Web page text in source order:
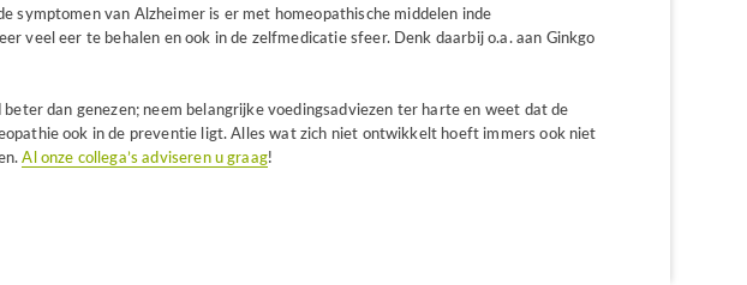
symptomen van Alzheimer is er met homeopathische middelen inde
veel eer te behalen en ook in de zelfmedicatie sfeer. Denk daarbij o.a. aan Ginkgo
dan genezen; neem belangrijke voedingsadviezen ter harte en weet dat de
ook in de preventie ligt. Alles wat zich niet ontwikkelt hoeft immers ook niet
Al onze collega’s adviseren u graag!